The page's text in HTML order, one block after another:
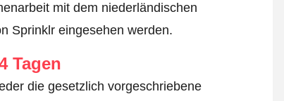
mit dem niederländischen
Sprinklr eingesehen werden.
Tagen
die gesetzlich vorgeschriebene